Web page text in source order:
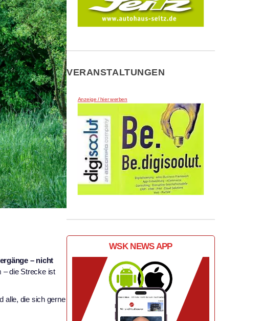
– nicht
die Strecke ist
alle, die sich gerne
VERANSTALTUNGEN
Anzeige / hier werben
WSK NEWS APP